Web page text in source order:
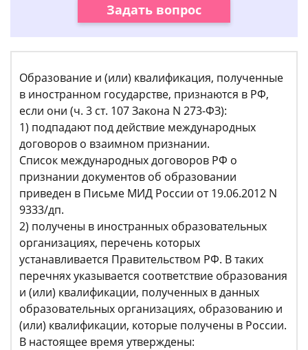
Задать вопрос
Образование и (или) квалификация, полученные
в иностранном государстве, признаются в РФ,
если они (ч. 3 ст. 107 Закона N 273-ФЗ):
1) подпадают под действие международных
договоров о взаимном признании.
Список международных договоров РФ о
признании документов об образовании
приведен в Письме МИД России от 19.06.2012 N
9333/дп.
2) получены в иностранных образовательных
организациях, перечень которых
устанавливается Правительством РФ. В таких
перечнях указывается соответствие образования
и (или) квалификации, полученных в данных
образовательных организациях, образованию и
(или) квалификации, которые получены в России.
В настоящее время утверждены: